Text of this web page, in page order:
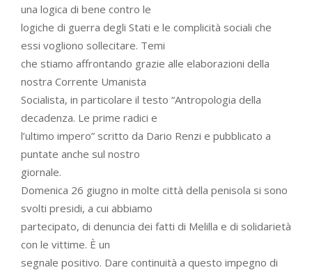
una logica di bene contro le
logiche di guerra degli Stati e le complicità sociali che
essi vogliono sollecitare. Temi
che stiamo affrontando grazie alle elaborazioni della
nostra Corrente Umanista
Socialista, in particolare il testo “Antropologia della
decadenza. Le prime radici e
l’ultimo impero” scritto da Dario Renzi e pubblicato a
puntate anche sul nostro
giornale.
Domenica 26 giugno in molte città della penisola si sono
svolti presidi, a cui abbiamo
partecipato, di denuncia dei fatti di Melilla e di solidarietà
con le vittime. È un
segnale positivo. Dare continuità a questo impegno di